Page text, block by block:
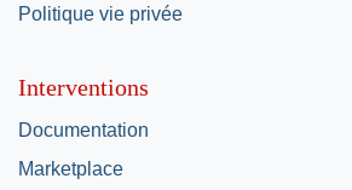
Politique vie privée
Interventions
Documentation
Marketplace